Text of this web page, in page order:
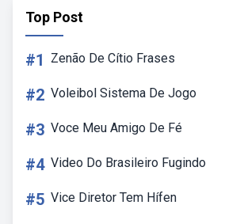
Top Post
#1 Zenão De Cítio Frases
#2 Voleibol Sistema De Jogo
#3 Voce Meu Amigo De Fé
#4 Video Do Brasileiro Fugindo
#5 Vice Diretor Tem Hífen